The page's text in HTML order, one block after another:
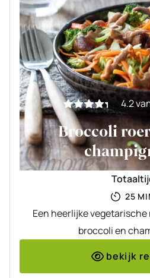
4.2
Broccoli
25
Een heerlijke
broccoli en
bekijk